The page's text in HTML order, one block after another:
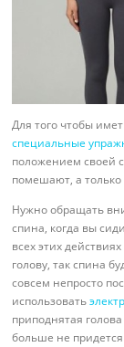
Для того чтобы
специальные
положением своей
помешают, а только
Нужно обращать
спина, когда вы
всех этих
голову, так спина
совсем непросто
использовать
приподнятая
больше не